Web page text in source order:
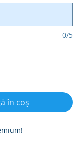
0/5
în coș